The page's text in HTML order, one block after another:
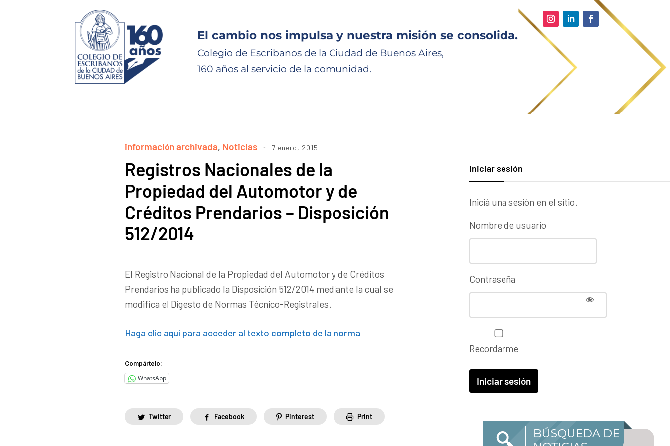
El cambio nos impulsa y nuestra misión se consolida.
Colegio de Escribanos de la Ciudad de Buenos Aires,
160 años al servicio de la comunidad.
información archivada, Noticias 7 enero, 2015
Registros Nacionales de la
Propiedad del Automotor y de
Créditos Prendarios – Disposición
512/2014
El Registro Nacional de la Propiedad del Automotor y de Créditos
Prendarios ha publicado la Disposición 512/2014 mediante la cual se
modifica el Digesto de Normas Técnico-Registrales.
Haga clic aquí para acceder al texto completo de la norma
Compártelo:
WhatsApp
Twitter Facebook Pinterest Print
Iniciar sesión
Iniciá una sesión en el sitio.
Nombre de usuario
Contraseña
Recordarme